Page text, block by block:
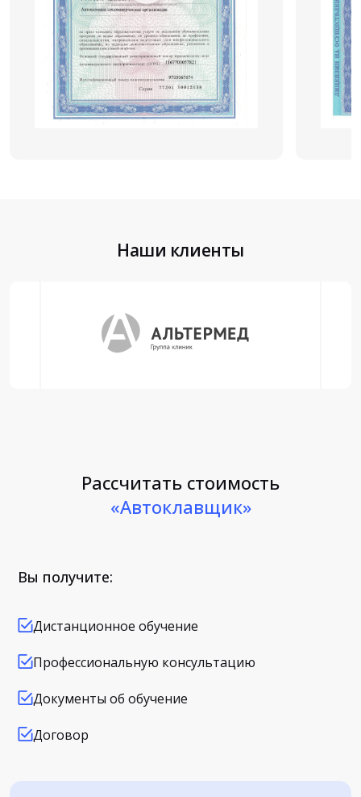
Наши клиенты
Рассчитать стоимость
«Автоклавщик»
Вы получите:
Дистанционное обучение
Профессиональную консультацию
Документы об обучение
Договор